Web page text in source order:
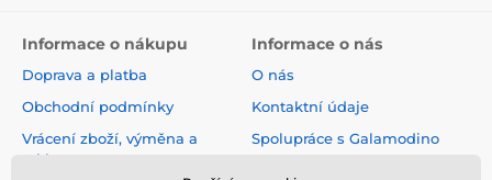
Informace o nákupu
Doprava a platba
Obchodní podmínky
Vrácení zboží, výměna a
reklamace
Informace o nás
O nás
Kontaktní údaje
Spolupráce s Galamodino